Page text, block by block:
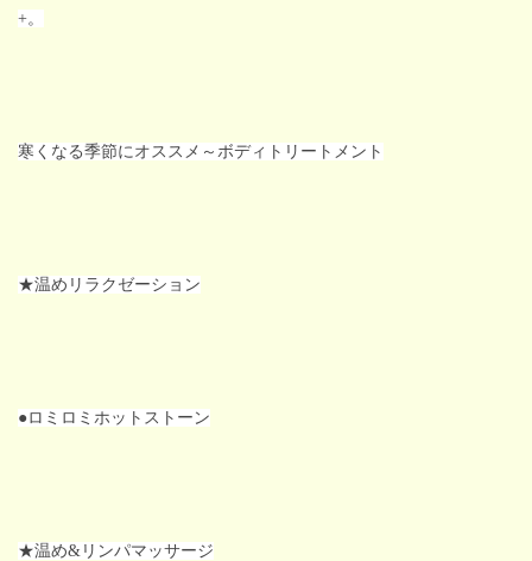
+。
寒くなる季節にオススメ～ボディトリートメント
★温めリラクゼーション
●ロミロミ ホットストーン
★温め&リンパマッサージ